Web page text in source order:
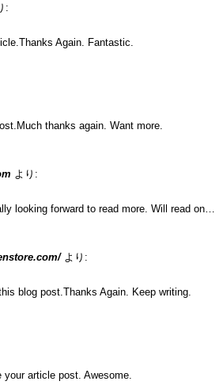
:
Again. Fantastic.
thanks again. Want more.
より:
looking forward to read more. Will read on…
より:
blog post.Thanks Again. Keep writing.
article post. Awesome.